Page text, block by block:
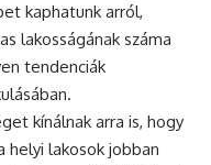
kaphatunk arról,
lakosságának száma
tendenciák
kínálnak arra is, hogy
helyi lakosok jobban